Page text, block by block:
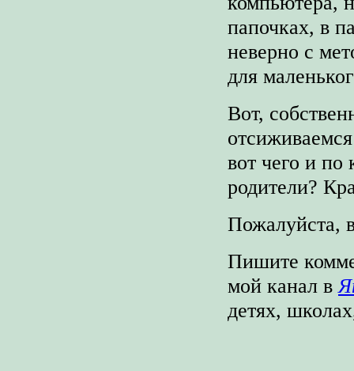
папочках, в
неверно с
для
Вот,
вот чего и
родители?
Пожалуйста,
Пишите
мой канал в
детях,